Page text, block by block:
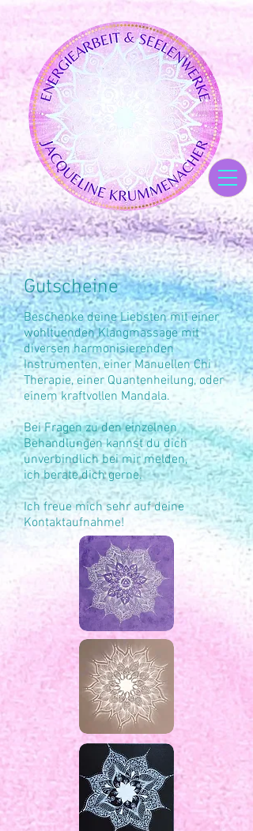
Gutscheine
Beschenke deine Liebsten mit einer
wohltuenden Klangmassage mit
diversen harmonisierenden
Instrumenten, einer Manuellen Chi
Therapie, einer Quantenheilung, oder
einem kraftvollen Mandala.
Bei Fragen zu den einzelnen
Behandlungen kannst du dich
unverbindlich bei mir melden,
ich berate dich gerne.
Ich freue mich sehr auf deine
Kontaktaufnahme!